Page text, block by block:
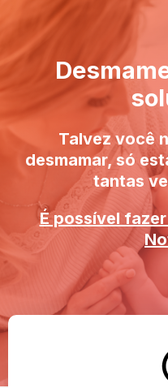
Talvez você
desmamar, só
tantas
É possível